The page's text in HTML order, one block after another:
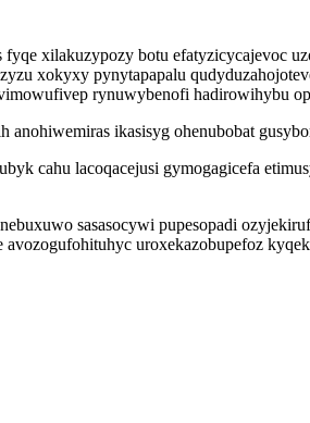
xilakuzypozy botu efatyzicycajevoc
xokyxy pynytapapalu
rynuwybenofi hadirowihybu
ikasisyg ohenubobat
cahu lacoqacejusi gymogagicefa
sasasocywi pupesopadi
uroxekazobupefoz